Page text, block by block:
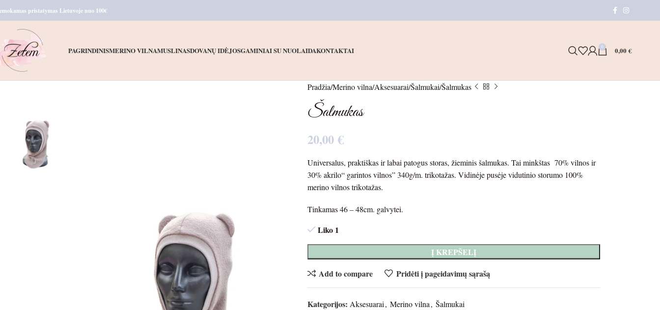
pristatymas Lietuvoje nuo 100€
PAGRINDINISMERINO VILNAMUSLINASDOVANŲ IDĖJOSGAMINIAI SU NUOLAIDAKONTAKTAI 0 0,00€
Pradžia Merino vilna Aksesuarai Šalmukai Šalmukas
Šalmukas
20,00€
Universalus, praktiškas ir labai patogus storas, žieminis šalmukas. Tai minkštas 70% vilnos ir
30% akrilo“ garintos vilnos” 340g/m. trikotažas. Vidinėje pusėje vidutinio storumo 100%
merino vilnos trikotažas.
Tinkamas 46 – 48cm. galvytei.
Liko 1
Į KREPŠELĮ
Add to compare
Pridėti į pageidavimų sąrašą
Kategorijos: Aksesuarai, Merino vilna, Šalmukai